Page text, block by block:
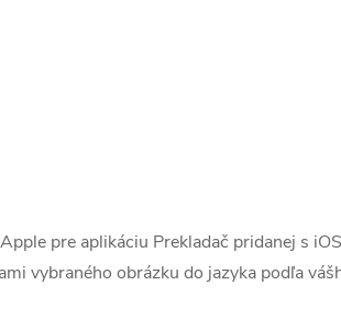
pre aplikáciu Prekladač pridanej s
vybraného obrázku do jazyka podľa